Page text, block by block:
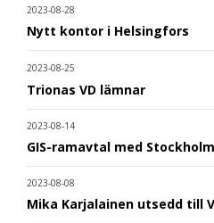
2023-08-28
Nytt kontor i Helsingfors
2023-08-25
Trionas VD lämnar
2023-08-14
GIS-ramavtal med
2023-08-08
Mika Karjalainen utsedd till